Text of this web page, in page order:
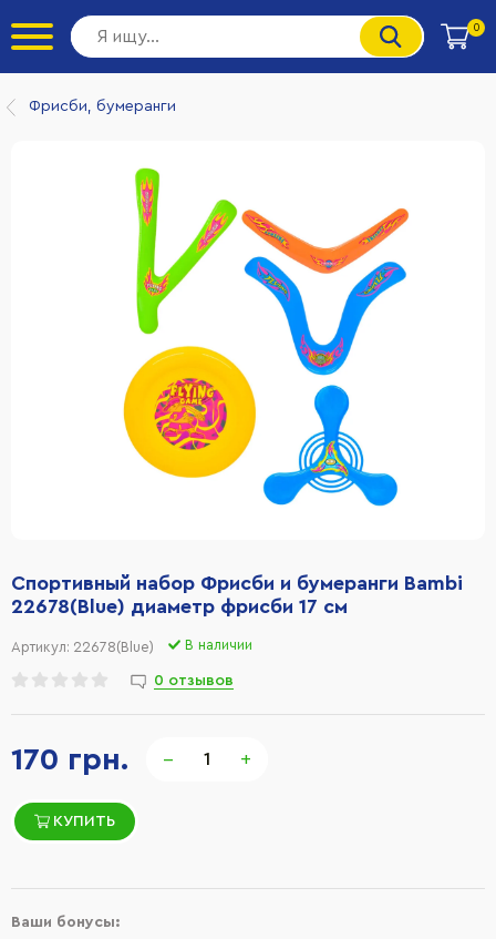
0
Фрисби, бумеранги
170 грн. − +
КУПИТЬ
Спортивный набор Фрисби и бумеранги Bambi
22678(Blue) диаметр фрисби 17 см
Артикул: 22678(Blue) В наличии
0 отзывов
Ваши бонусы: